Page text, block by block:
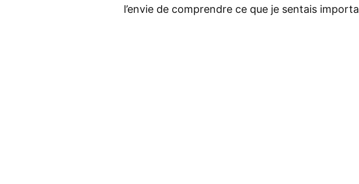
l’envie de comprendre ce que je sentais